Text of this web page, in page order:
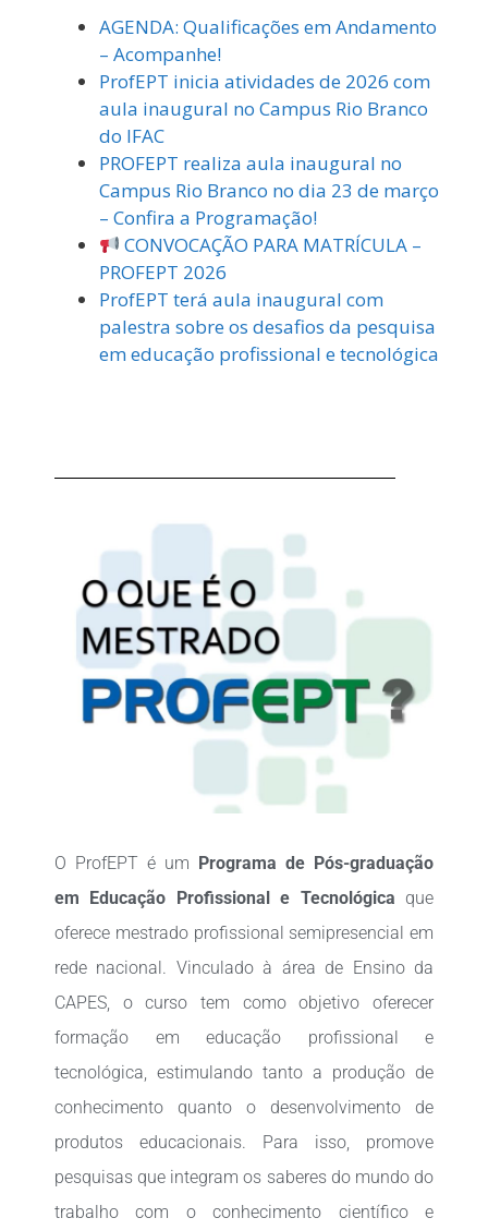
AGENDA: Qualificações em Andamento
– Acompanhe!
ProfEPT inicia atividades de 2026 com
aula inaugural no Campus Rio Branco
do IFAC
PROFEPT realiza aula inaugural no
Campus Rio Branco no dia 23 de março
– Confira a Programação!
CONVOCAÇÃO PARA MATRÍCULA –
PROFEPT 2026
ProfEPT terá aula inaugural com
palestra sobre os desafios da pesquisa
em educação profissional e tecnológica
O ProfEPT é um Programa de Pós-graduação
em Educação Profissional e Tecnológica que
oferece mestrado profissional semipresencial em
rede nacional. Vinculado à área de Ensino da
CAPES, o curso tem como objetivo oferecer
formação em educação profissional e
tecnológica, estimulando tanto a produção de
conhecimento quanto o desenvolvimento de
produtos educacionais. Para isso, promove
pesquisas que integram os saberes do mundo do
trabalho com o conhecimento científico e